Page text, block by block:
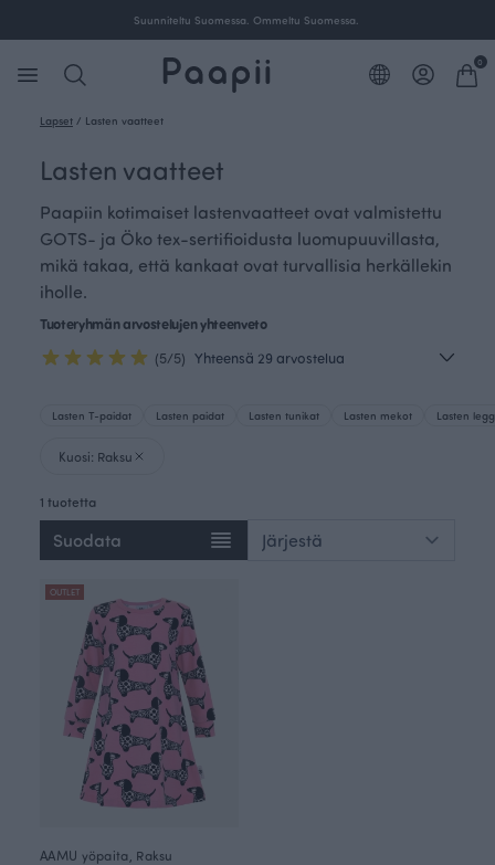
Suunniteltu Suomessa. Ommeltu Suomessa.
0
Lapset / Lasten vaatteet
Lasten vaatteet
Paapiin kotimaiset lastenvaatteet ovat valmistettu
GOTS- ja Öko tex-sertifioidusta luomupuuvillasta,
mikä takaa, että kankaat ovat turvallisia herkällekin
iholle.
Tuoteryhmän arvostelujen yhteenveto
(5/5) Yhteensä 29 arvostelua
Lasten T-paidat Lasten paidat Lasten tunikat Lasten mekot Lasten
Kuosi: Raksu
1 tuotetta
Suodata
OUTLET
AAMU yöpaita, Raksu